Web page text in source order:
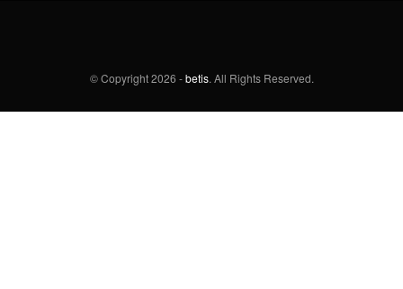
© Copyright2026 -betis. All Rights Reserved.